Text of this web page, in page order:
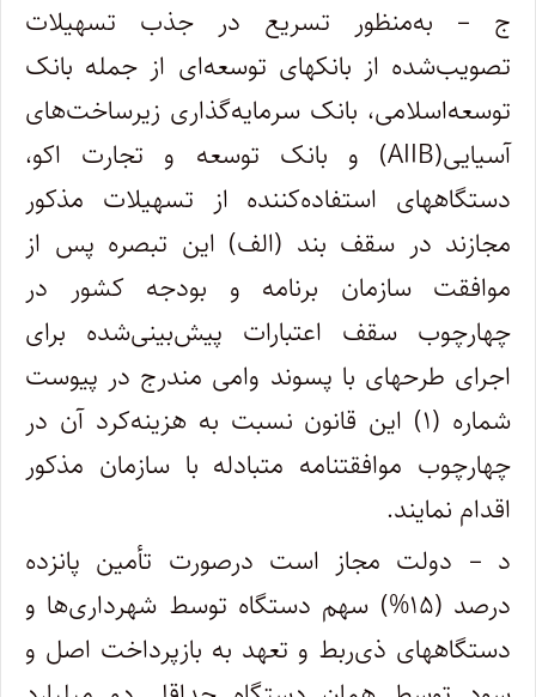
ج – به‌منظور تسریع در جذب تسهیلات
تصویب‌شده از بانکهای توسعه‌ای از جمله بانک
توسعه‌اسلامی، بانک سرمایه‌گذاری زیرساخت‌های
آسیایی(AIIB) و بانک توسعه و تجارت اکو،
دستگاههای استفاده‌کننده از تسهیلات مذکور
مجازند در سقف بند (الف)‌ این تبصره پس از
موافقت سازمان برنامه و بودجه کشور در
چهارچوب سقف اعتبارات پیش‌بینی‌شده برای
اجرای طرحهای با پسوند وامی مندرج در پیوست
شماره (۱) این قانون نسبت به هزینه‌کرد آن در
چهارچوب موافقتنامه متبادله با سازمان مذکور
اقدام نمایند.
د – دولت مجاز است درصورت تأمین پانزده
درصد (۱۵%) سهم دستگاه توسط شهرداری‌ها و
دستگاههای ذی‌ربط و تعهد به بازپرداخت اصل و